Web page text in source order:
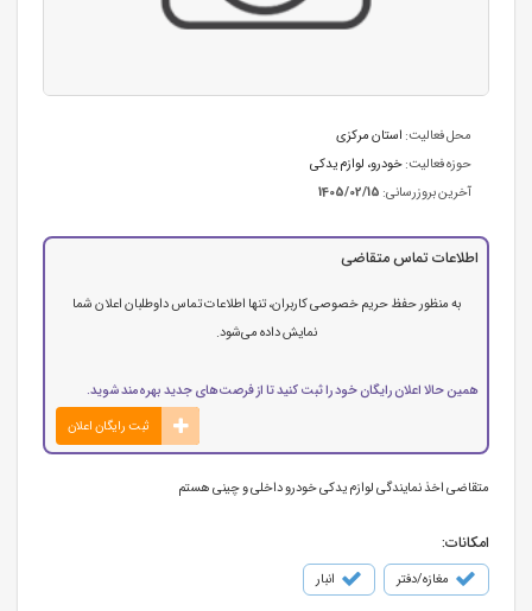
محل فعالیت: استان مرکزی
حوزه فعالیت:خودرو، لوازم یدکی
آخرین بروزرسانی: 1405/02/15
اطلاعات تماس متقاضی
به منظور حفظ حریم خصوصی کاربران، تنها اطلاعات تماس داوطلبان اعلان شما
نمایش داده می‌شود.
همین حالا اعلان رایگان خود را ثبت کنید تا از فرصت‌های جدید بهره‌مند شوید.
ثبت رایگان اعلان
متقاضی اخذ نمایندگی لوازم یدکی خودرو داخلی و چینی هستم
امکانات:
مغازه/دفتر انبار